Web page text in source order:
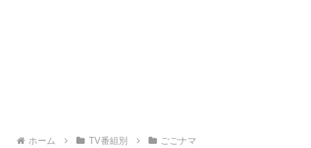
ホーム TV番組別 ごごナマ